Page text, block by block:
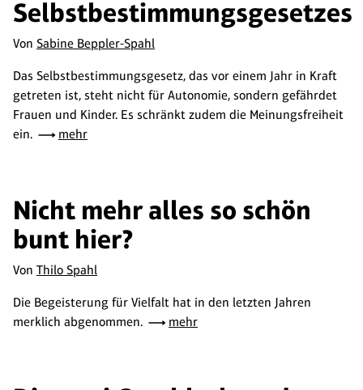
Selbstbestimmungsgesetzes
Von Sabine Beppler-Spahl
Das Selbstbestimmungsgesetz, das vor einem Jahr in Kraft
getreten ist, steht nicht für Autonomie, sondern gefährdet
Frauen und Kinder. Es schränkt zudem die Meinungsfreiheit
ein.
mehr
Nicht mehr alles so schön
bunt hier?
Von Thilo Spahl
Die Begeisterung für Vielfalt hat in den letzten Jahren
merklich abgenommen.
mehr